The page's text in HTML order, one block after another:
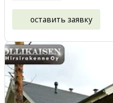
оставить заявку